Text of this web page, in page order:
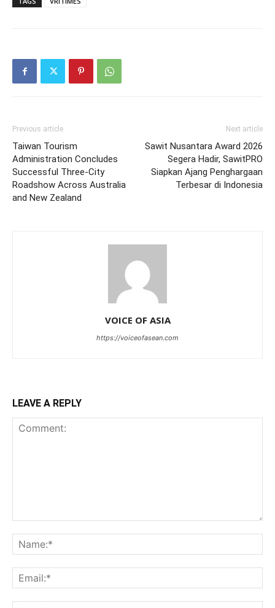
Previous article
Taiwan Tourism
Administration Concludes
Successful Three-City
Roadshow Across Australia
and New Zealand
Next article
Sawit Nusantara Award 2026
Segera Hadir, SawitPRO
Siapkan Ajang Penghargaan
Terbesar di Indonesia
VOICE OF ASIA
https://voiceofasean.com
LEAVE A REPLY